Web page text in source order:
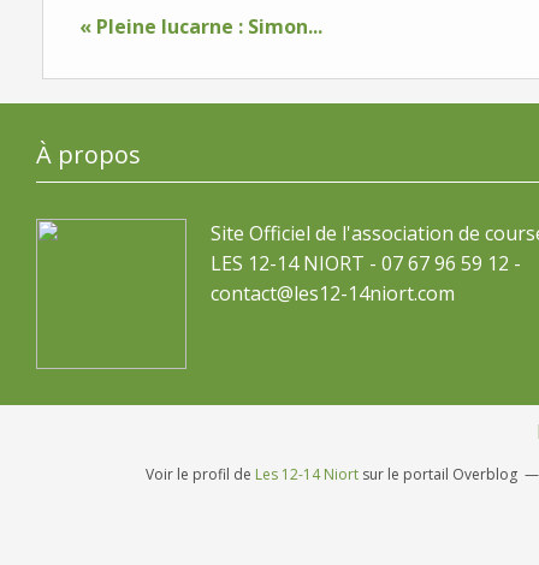
« Pleine lucarne : Simon...
À propos
Site Officiel de l'association de
LES 12-14 NIORT - 07 67 96 59 12 -
contact@les12-14niort.com
Voir le profil de Les 12-14 Niort sur le portail Overblog